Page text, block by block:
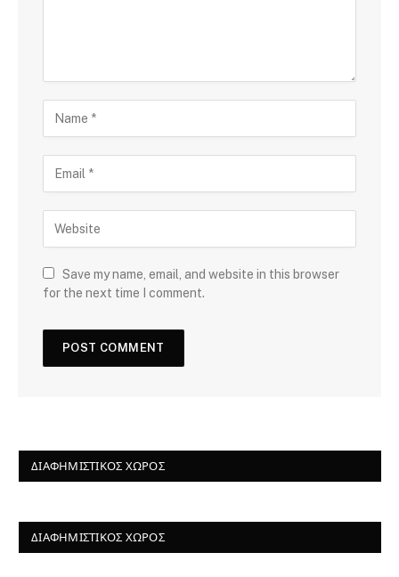
Save my name, email, and website in this browser
for the next time I comment.
ΔΙΑΦΗΜΙΣΤΙΚΌΣ ΧΏΡΟΣ
ΔΙΑΦΗΜΙΣΤΙΚΌΣ ΧΏΡΟΣ